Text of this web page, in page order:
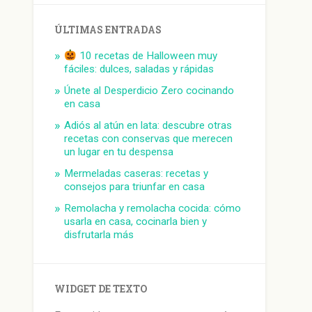
ÚLTIMAS ENTRADAS
10 recetas de Halloween muy
fáciles: dulces, saladas y rápidas
Únete al Desperdicio Zero cocinando
en casa
Adiós al atún en lata: descubre otras
recetas con conservas que merecen
un lugar en tu despensa
Mermeladas caseras: recetas y
consejos para triunfar en casa
Remolacha y remolacha cocida: cómo
usarla en casa, cocinarla bien y
disfrutarla más
WIDGET DE TEXTO